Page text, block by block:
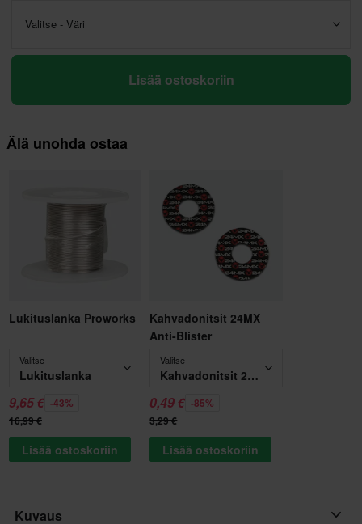
Valitse - Väri
Lisää ostoskoriin
Älä unohda ostaa
Lukituslanka Proworks
Valitse
Lukituslanka
9,65 € -43%
16,99 €
Lisää ostoskoriin
Kahvadonitsit 24MX
Anti-Blister
Valitse
Kahvadonitsit 24MX Anti-Blister
0,49 € -85%
3,29 €
Lisää ostoskoriin
Kuvaus